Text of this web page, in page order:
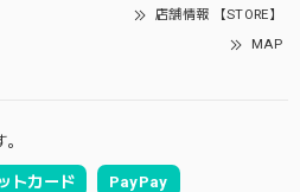
店舗情報 【STORE】
MAP
トカード PayPay